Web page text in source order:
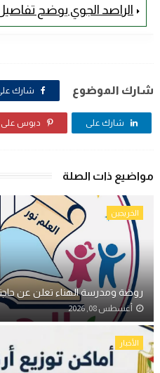
الراصد الجوي يوضح
شارك الموضوع شارك
شارك على دبوس على
مواضيع ذات الصلة
الخريجين
روضة ومدرسة الهناء تعلن عن
أغسطس 08, 2026
الأخبار